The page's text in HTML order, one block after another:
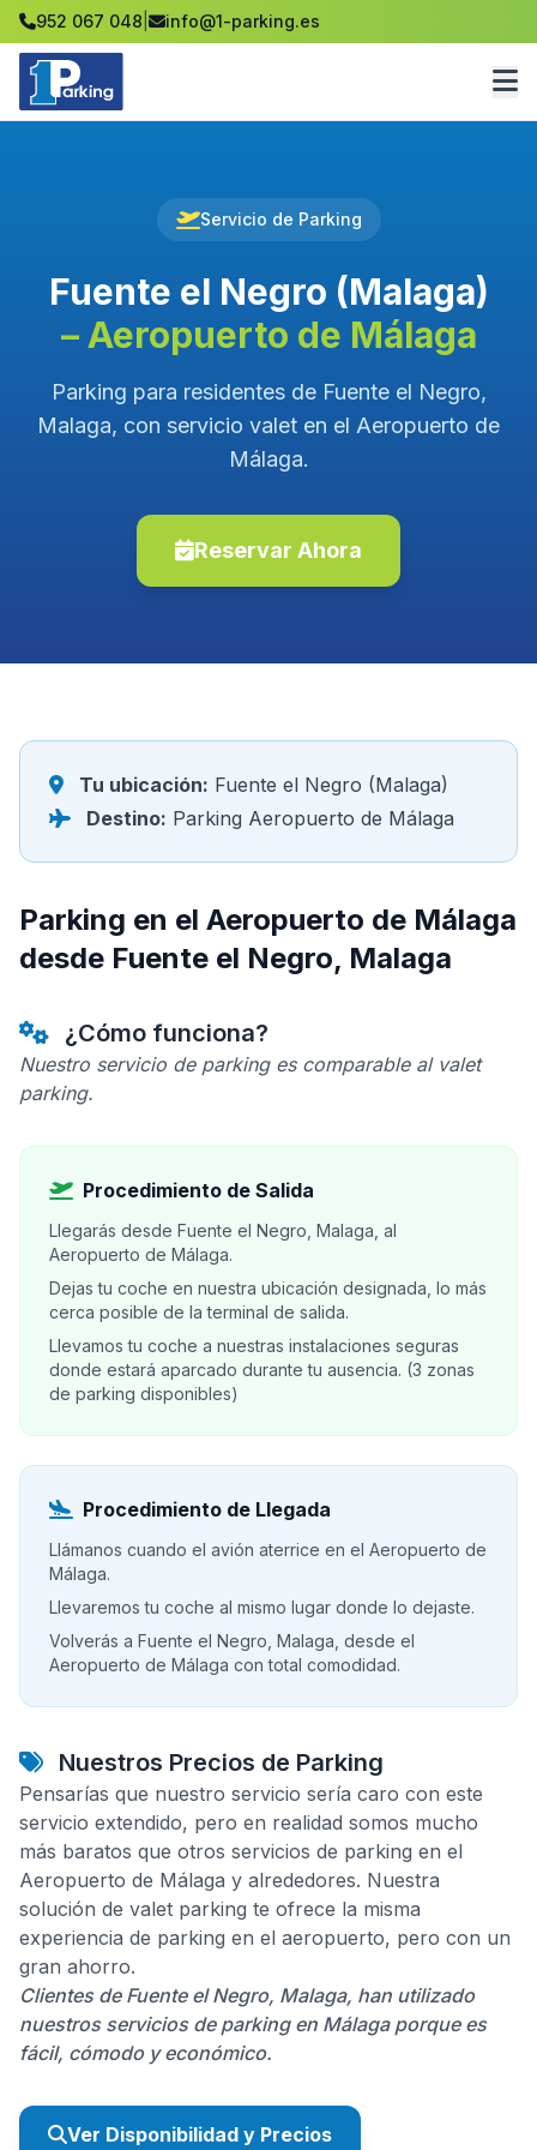
952 067 048 info@1-parking.es
Servicio de Parking
Fuente el Negro (Malaga)
– Aeropuerto de Málaga
Parking para residentes de Fuente el Negro,
Malaga, con servicio valet en el Aeropuerto de
Málaga.
Reservar Ahora
Tu ubicación: Fuente el Negro (Malaga)
Destino: Parking Aeropuerto de Málaga
Parking en el Aeropuerto de Málaga
desde Fuente el Negro, Malaga
¿Cómo funciona?
Nuestro servicio de parking es comparable al valet
parking.
Procedimiento de Salida
Llegarás desde Fuente el Negro, Malaga, al
Aeropuerto de Málaga.
Dejas tu coche en nuestra ubicación designada, lo más
cerca posible de la terminal de salida.
Llevamos tu coche a nuestras instalaciones seguras
donde estará aparcado durante tu ausencia. (3 zonas
de parking disponibles)
Procedimiento de Llegada
Llámanos cuando el avión aterrice en el Aeropuerto de
Málaga.
Llevaremos tu coche al mismo lugar donde lo dejaste.
Volverás a Fuente el Negro, Malaga, desde el
Aeropuerto de Málaga con total comodidad.
Nuestros Precios de Parking
Pensarías que nuestro servicio sería caro con este
servicio extendido, pero en realidad somos mucho
más baratos que otros servicios de parking en el
Aeropuerto de Málaga y alrededores. Nuestra
solución de valet parking te ofrece la misma
experiencia de parking en el aeropuerto, pero con un
gran ahorro.
Clientes de Fuente el Negro, Malaga, han utilizado
nuestros servicios de parking en Málaga porque es
fácil, cómodo y económico.
Ver Disponibilidad y Precios